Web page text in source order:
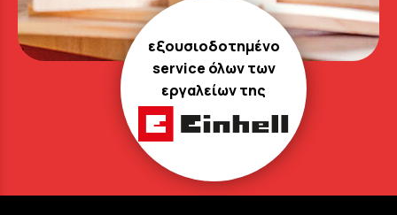
εξουσιοδοτημένο
service όλων των
εργαλείων της